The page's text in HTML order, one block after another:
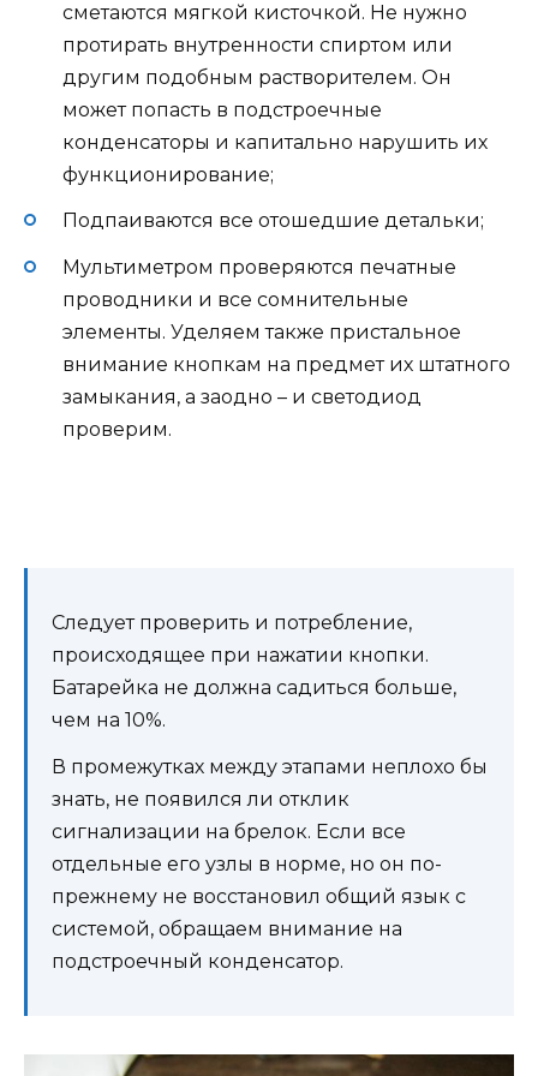
сметаются мягкой кисточкой. Не нужно
протирать внутренности спиртом или
другим подобным растворителем. Он
может попасть в подстроечные
конденсаторы и капитально нарушить их
функционирование;
Подпаиваются все отошедшие детальки;
Мультиметром проверяются печатные
проводники и все сомнительные
элементы. Уделяем также пристальное
внимание кнопкам на предмет их штатного
замыкания, а заодно – и светодиод
проверим.
Следует проверить и потребление,
происходящее при нажатии кнопки.
Батарейка не должна садиться больше,
чем на 10%.
В промежутках между этапами неплохо бы
знать, не появился ли отклик
сигнализации на брелок. Если все
отдельные его узлы в норме, но он по-
прежнему не восстановил общий язык с
системой, обращаем внимание на
подстроечный конденсатор.